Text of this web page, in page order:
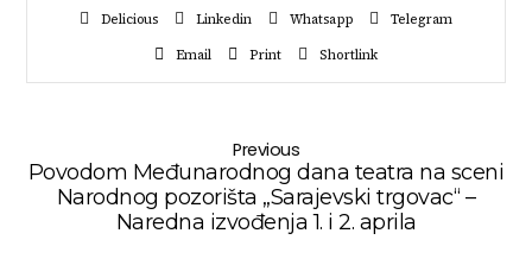
Delicious
Linkedin Whatsapp
Telegram
Email
Print Shortlink
Previous
Povodom Međunarodnog dana teatra na sceni
Narodnog pozorišta „Sarajevski trgovac“ –
Naredna izvođenja 1. i 2. aprila